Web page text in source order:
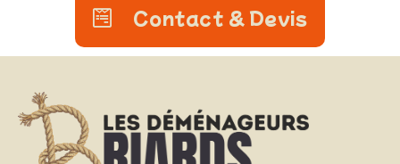
Contact & Devis